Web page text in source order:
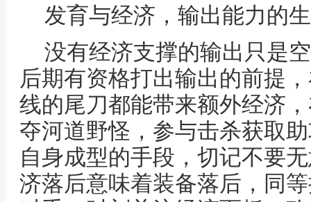
发育与经济，输出能力的
没有经济支撑的输出只是
后期有资格打出输出的前提
线的尾刀都能带来额外经济
夺河道野怪，参与击杀获取
自身成型的手段，切记不要
济落后意味着装备落后，同